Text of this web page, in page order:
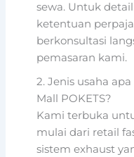
sewa. Untuk
ketentuan
berkonsultasi
pemasaran kami.
2. Jenis usaha
Mall POKETS?
Kami terbuka
mulai dari retail
sistem exhaust